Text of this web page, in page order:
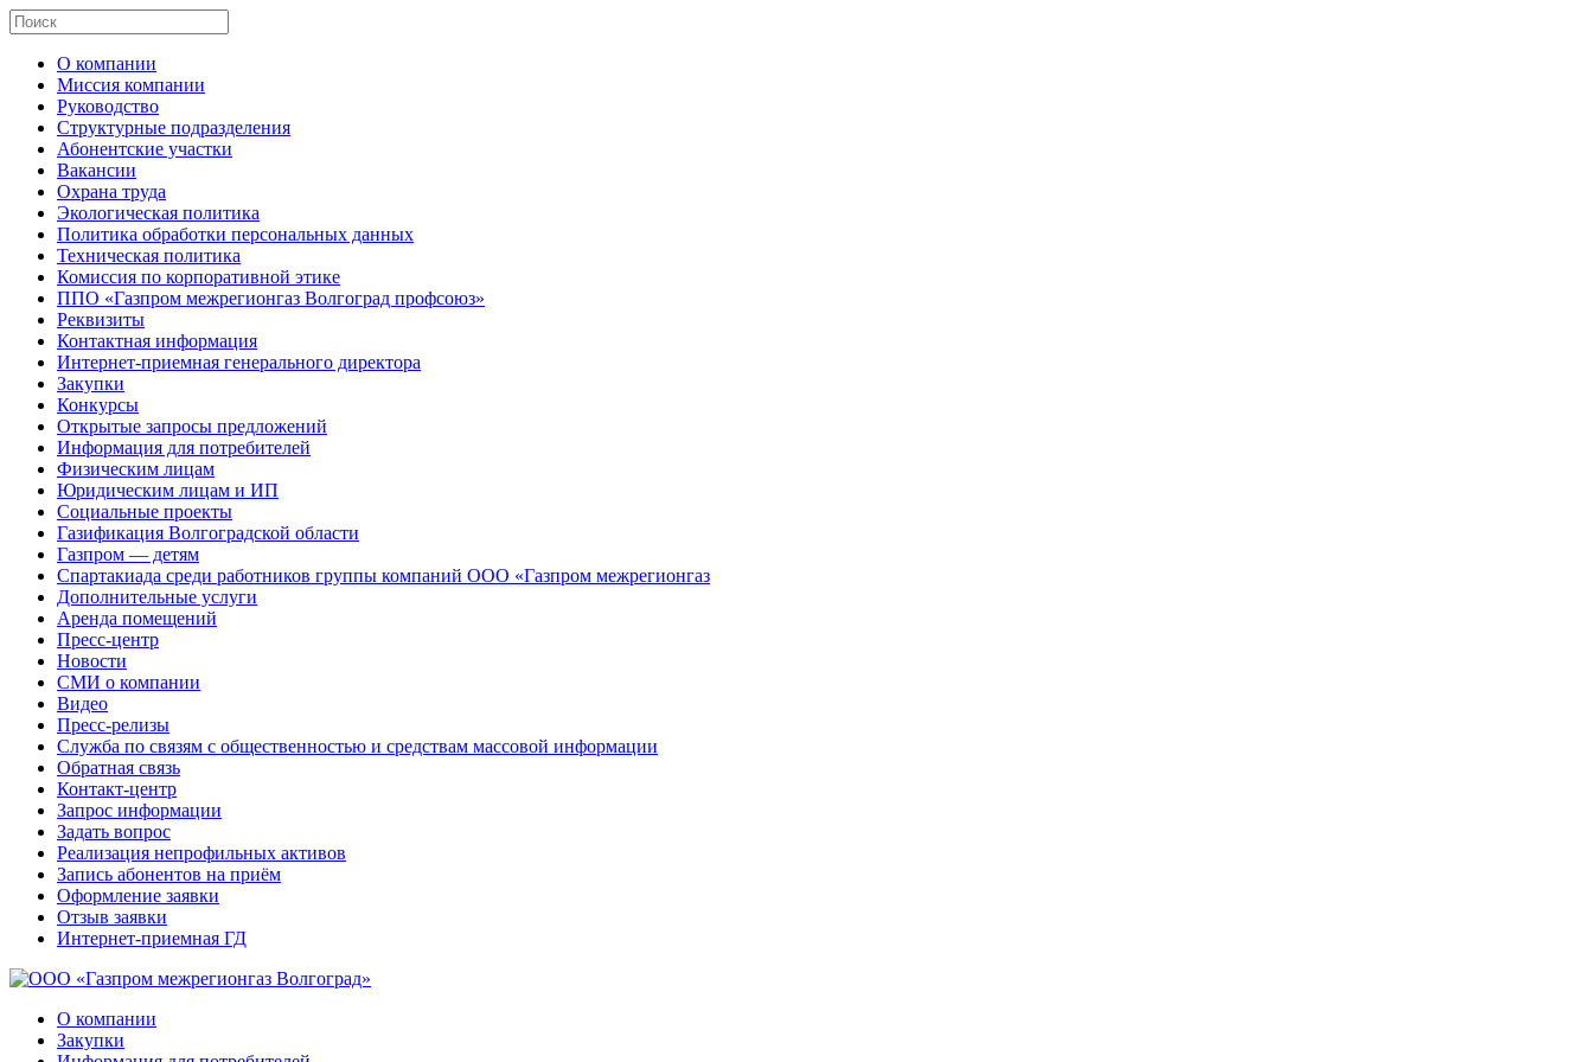
О компании
Миссия компании
Руководство
Структурные подразделения
Абонентские участки
Вакансии
Охрана труда
Экологическая политика
Политика обработки персональных данных
Техническая политика
Комиссия по корпоративной этике
ППО «Газпром межрегионгаз Волгоград профсоюз»
Реквизиты
Контактная информация
Интернет-приемная генерального директора
Закупки
Конкурсы
Открытые запросы предложений
Информация для потребителей
Физическим лицам
Юридическим лицам и ИП
Социальные проекты
Газификация Волгоградской области
Газпром — детям
Спартакиада среди работников группы компаний ООО «Газпром межрегионгаз
Дополнительные услуги
Аренда помещений
Пресс-центр
Новости
СМИ о компании
Видео
Пресс-релизы
Служба по связям с общественностью и средствам массовой информации
Обратная связь
Контакт-центр
Запрос информации
Задать вопрос
Реализация непрофильных активов
Запись абонентов на приём
Оформление заявки
Отзыв заявки
Интернет-приемная ГД
О компании
Закупки